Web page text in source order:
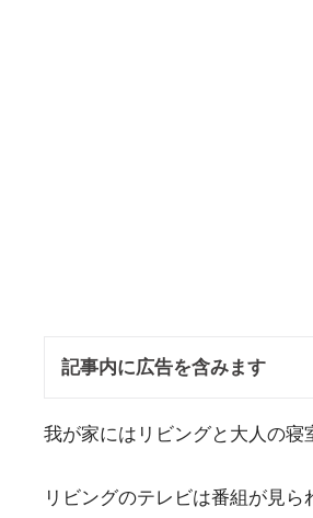
記事内に広告を含みます
我が家にはリビングと大人の寝
リビングのテレビは番組が見ら